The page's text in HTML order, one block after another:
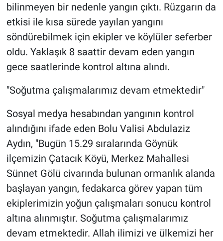
bilinmeyen bir nedenle yangın çıktı. Rüzgarın da
etkisi ile kısa sürede yayılan yangını
söndürebilmek için ekipler ve köylüler seferber
oldu. Yaklaşık 8 saattir devam eden yangın
gece saatlerinde kontrol altına alındı.
"Soğutma çalışmalarımız devam etmektedir"
Sosyal medya hesabından yangının kontrol
alındığını ifade eden Bolu Valisi Abdulaziz
Aydın, "Bugün 15.29 sıralarında Göynük
ilçemizin Çatacık Köyü, Merkez Mahallesi
Sünnet Gölü civarında bulunan ormanlık alanda
başlayan yangın, fedakarca görev yapan tüm
ekiplerimizin yoğun çalışmaları sonucu kontrol
altına alınmıştır. Soğutma çalışmalarımız
devam etmektedir. Allah ilimizi ve ülkemizi her